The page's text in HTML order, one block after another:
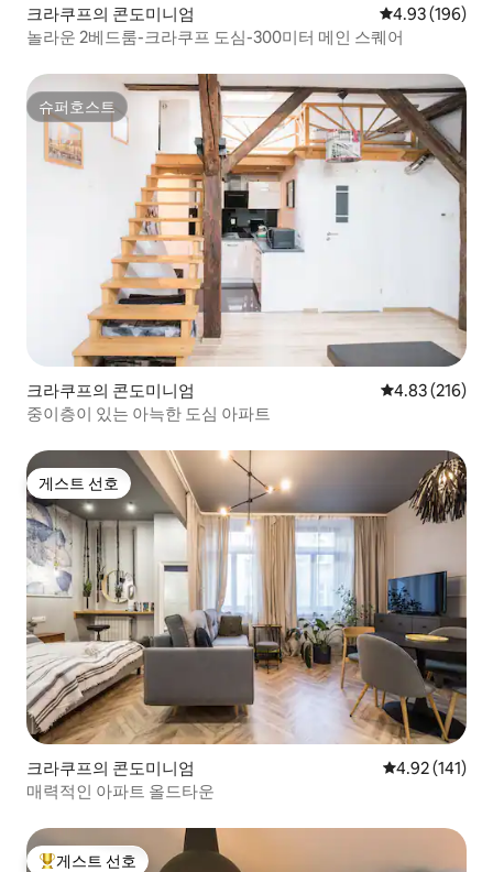
크라쿠프의 콘도미니엄 평점 4.93점(5
4.93 (196)
놀라운 2베드룸-크라쿠프 도심-300미터 메인 스퀘어
슈퍼호스트
슈퍼호스트
크라쿠프의 콘도미니엄 평점 4.83점(5
4.83 (216)
중이층이 있는 아늑한 도심 아파트
게스트 선호
게스트 선호
크라쿠프의 콘도미니엄 평점 4.92점(5
4.92 (141)
매력적인 아파트 올드타운
게스트 선호